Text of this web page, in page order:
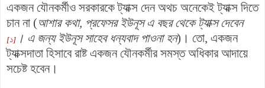
একজন যৌনকর্মীও সরকারকে ট্যাক্স দেন অথচ অনেকেই ট্যাক্স দিতে
চান না (আশার কথা, প্রফেসর ইউনূস এ বছর থেকে ট্যাক্স দেবেন
[১] । এ জন্য ইউনূস সাহেব ধন্যবাদ পাওনা হন)। তো, একজন
ট্যাক্সদাতা হিসাবে রাষ্ট একজন যৌনকর্মীর সমস্ত অধিকার আদায়ে
সচেষ্ট হবেন।